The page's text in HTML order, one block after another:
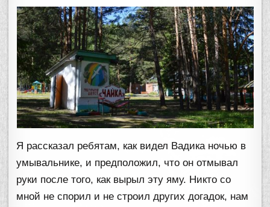
Я рассказал ребятам, как видел Вадика ночью в
умывальнике, и предположил, что он отмывал
руки после того, как вырыл эту яму. Никто со
мной не спорил и не строил других догадок, нам